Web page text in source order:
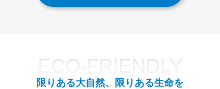
ECO-FRIENDLY
限りある大自然、限りある生命を